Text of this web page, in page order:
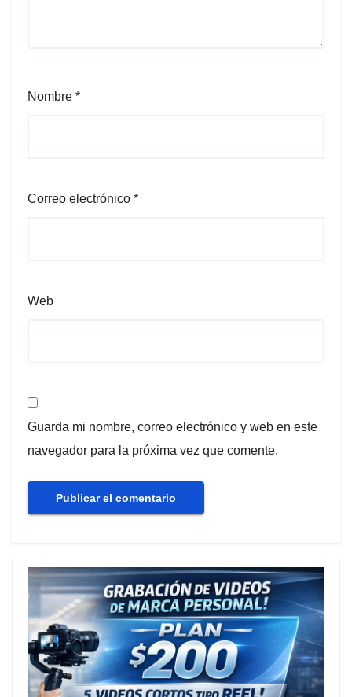
Nombre *
Correo electrónico *
Web
Guarda mi nombre, correo electrónico y web en este
navegador para la próxima vez que comente.